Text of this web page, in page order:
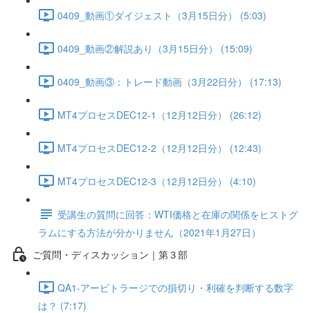
0409_動画①ダイジェスト（3月15日分） (5:03)
0409_動画②解説あり（3月15日分） (15:09)
0409_動画③：トレード動画（3月22日分） (17:13)
MT4プロセスDEC12-1（12月12日分） (26:12)
MT4プロセスDEC12-2（12月12日分） (12:43)
MT4プロセスDEC12-3（12月12日分） (4:10)
受講生の質問に回答：WTI価格と在庫の関係をヒストグ
ラムにする方法が分かりません（2021年1月27日）
ご質問・ディスカッション｜第３部
QA1-アービトラージでの損切り・利確を判断する数字
は？ (7:17)